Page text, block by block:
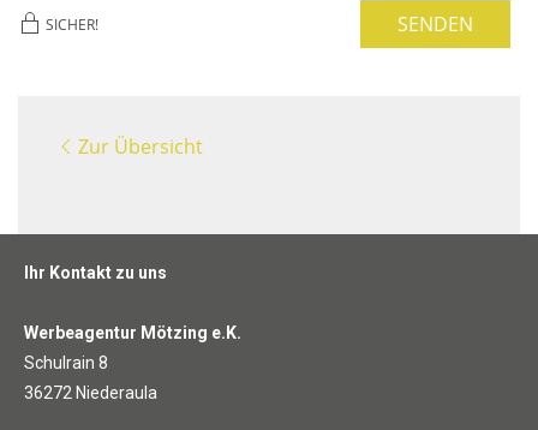
SICHER! SENDEN
Zur Übersicht
Ihr Kontakt zu uns
Werbeagentur Mötzing e.K.
Schulrain 8
36272 Niederaula